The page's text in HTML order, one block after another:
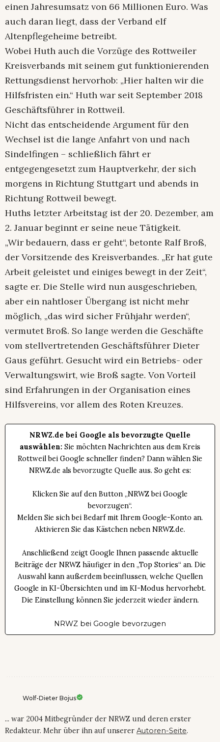
einen Jahresumsatz von 66 Millionen Euro. Was
auch daran liegt, dass der Verband elf
Altenpflegeheime betreibt.
Wobei Huth auch die Vorzüge des Rottweiler
Kreisverbands mit seinem gut funktionierenden
Rettungsdienst hervorhob: „Hier halten wir die
Hilfsfristen ein.“ Huth war seit September 2018
Geschäftsführer in Rottweil.
Nicht das entscheidende Argument für den
Wechsel ist die lange Anfahrt von und nach
Sindelfingen – schließlich fährt er
entgegengesetzt zum Hauptverkehr, der sich
morgens in Richtung Stuttgart und abends in
Richtung Rottweil bewegt.
Huths letzter Arbeitstag ist der 20. Dezember, am
2. Januar beginnt er seine neue Tätigkeit.
„Wir bedauern, dass er geht“, betonte Ralf Broß,
der Vorsitzende des Kreisverbandes. „Er hat gute
Arbeit geleistet und einiges bewegt in der Zeit“,
sagte er. Die Stelle wird nun ausgeschrieben,
aber ein nahtloser Übergang ist nicht mehr
möglich, „das wird sicher Frühjahr werden“,
vermutet Broß. So lange werden die Geschäfte
vom stellvertretenden Geschäftsführer Dieter
Gaus geführt. Gesucht wird ein Betriebs- oder
Verwaltungswirt, wie Broß sagte. Von Vorteil
sind Erfahrungen in der Organisation eines
Hilfsvereins, vor allem des Roten Kreuzes.
NRWZ.de bei Google als bevorzugte Quelle
auswählen: Sie möchten Nachrichten aus dem Kreis
Rottweil bei Google schneller finden? Dann wählen Sie
NRWZ.de als bevorzugte Quelle aus. So geht es:
Klicken Sie auf den Button „NRWZ bei Google
bevorzugen“.
Melden Sie sich bei Bedarf mit Ihrem Google-Konto an.
Aktivieren Sie das Kästchen neben NRWZ.de.
Anschließend zeigt Google Ihnen passende aktuelle
Beiträge der NRWZ häufiger in den „Top Stories“ an. Die
Auswahl kann außerdem beeinflussen, welche Quellen
Google in KI-Übersichten und im KI-Modus hervorhebt.
Die Einstellung können Sie jederzeit wieder ändern.
NRWZ bei Google bevorzugen
Wolf-Dieter Bojus
... war 2004 Mitbegründer der NRWZ und deren erster
Redakteur. Mehr über ihn auf unserer Autoren-Seite.